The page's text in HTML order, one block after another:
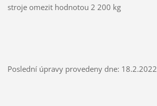
stroje omezit hodnotou 2 200 kg
Poslední úpravy provedeny dne: 18.2.2022